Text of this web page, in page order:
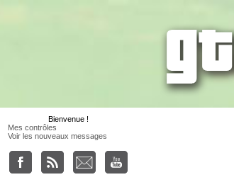
Bienvenue !
Mes contrôles
Voir les nouveaux messages